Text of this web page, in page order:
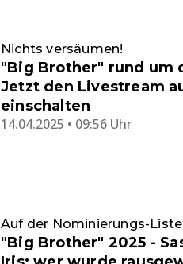
Nichts versäumen!
"Big Brother" rund um
Jetzt den Livestream
einschalten
14.04.2025 • 09:56 Uhr
Auf der Nominierungs-Liste
"Big Brother" 2025 -